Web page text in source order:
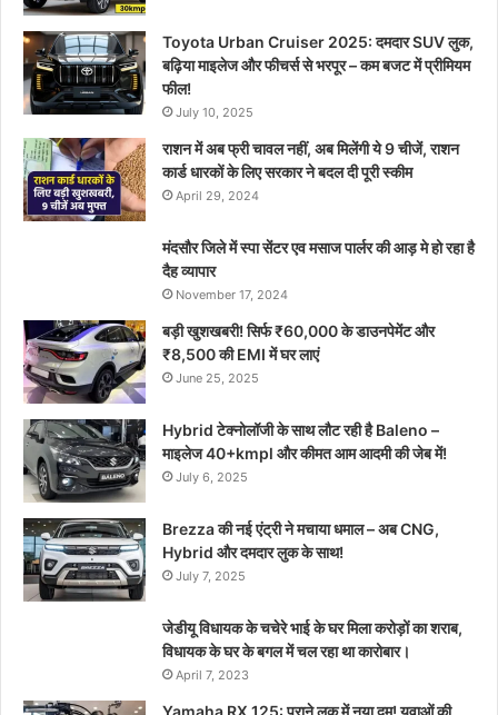
Toyota Urban Cruiser 2025: दमदार SUV लुक,
बढ़िया माइलेज और फीचर्स से भरपूर – कम बजट में प्रीमियम
फील!
July 10, 2025
राशन में अब फ्री चावल नहीं, अब मिलेंगी ये 9 चीजें, राशन
कार्ड धारकों के लिए सरकार ने बदल दी पूरी स्कीम
April 29, 2024
मंदसौर जिले में स्पा सेंटर एव मसाज पार्लर की आड़ मे हो रहा है
दैह व्यापार
November 17, 2024
बड़ी खुशखबरी! सिर्फ ₹60,000 के डाउनपेमेंट और
₹8,500 की EMI में घर लाएं
June 25, 2025
Hybrid टेक्नोलॉजी के साथ लौट रही है Baleno –
माइलेज 40+kmpl और कीमत आम आदमी की जेब में!
July 6, 2025
Brezza की नई एंट्री ने मचाया धमाल – अब CNG,
Hybrid और दमदार लुक के साथ!
July 7, 2025
जेडीयू विधायक के चचेरे भाई के घर मिला करोड़ों का शराब,
विधायक के घर के बगल में चल रहा था कारोबार।
April 7, 2023
Yamaha RX 125: पुराने लुक में नया दम! युवाओं की